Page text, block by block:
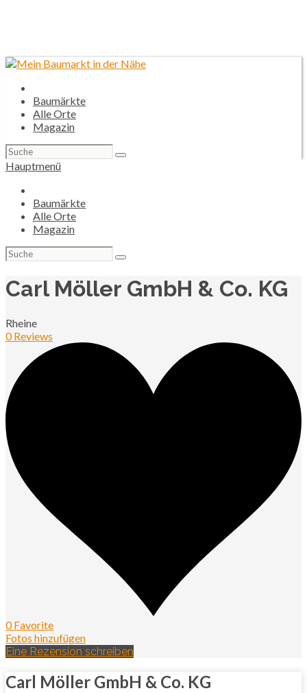
Baumärkte
Alle Orte
Magazin
Suchen
nach:
Hauptmenü
Baumärkte
Alle Orte
Magazin
Suchen
nach:
Carl Möller GmbH & Co. KG
Rheine
0 Reviews
0 Favorite
Fotos hinzufügen
Eine Rezension schreiben
Carl Möller GmbH & Co. KG